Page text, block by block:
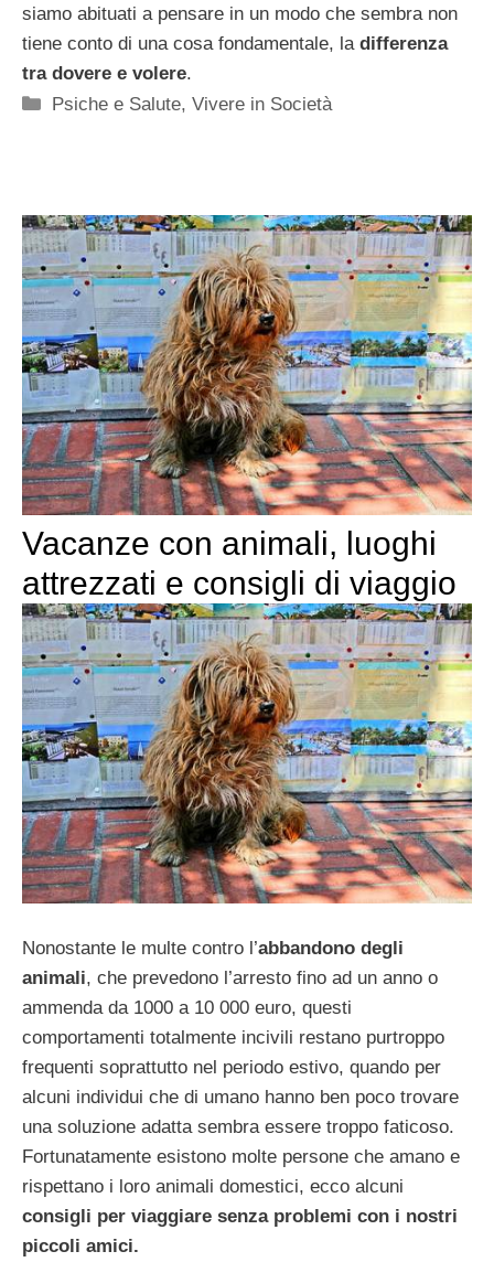
siamo abituati a pensare in un modo che sembra non
tiene conto di una cosa fondamentale, la differenza
tra dovere e volere.
Categorie
Psiche e Salute,Vivere in Società
Vacanze con animali, luoghi
attrezzati e consigli di viaggio
Nonostante le multe contro l’abbandono degli
animali, che prevedono l’arresto fino ad un anno o
ammenda da 1000 a 10 000 euro, questi
comportamenti totalmente incivili restano purtroppo
frequenti soprattutto nel periodo estivo, quando per
alcuni individui che di umano hanno ben poco trovare
una soluzione adatta sembra essere troppo faticoso.
Fortunatamente esistono molte persone che amano e
rispettano i loro animali domestici, ecco alcuni
consigli per viaggiare senza problemi con i nostri
piccoli amici.